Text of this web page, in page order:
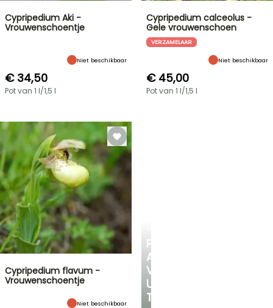
PERSOONLIJK
ADVIES
VOOR
UW
TUIN
Cypripedium Aki -
Vrouwenschoentje
Niet beschikbaar
€ 34,50
Pot van 1 l/1,5 l
Cypripedium calceolus -
Gele vrouwenschoen
VERZAMELAAR
Niet beschikbaar
€ 45,00
Pot van 1 l/1,5 l
Cypripedium flavum -
Vrouwenschoentje
Niet beschikbaar